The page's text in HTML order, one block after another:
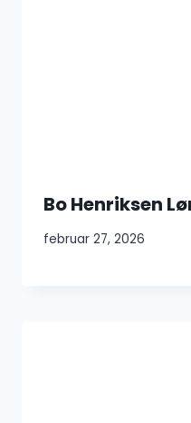
Bo Henriksen
februar 27, 2026